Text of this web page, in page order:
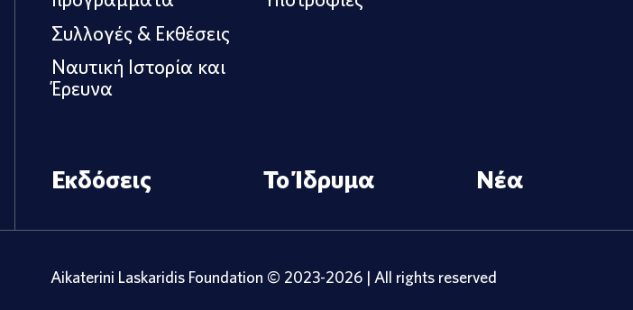
Συλλογές & Εκθέσεις
Ναυτική Ιστορία και
Έρευνα
Εκδόσεις Το Ίδρυμα Νέα
Aikaterini Laskaridis Foundation © 2023-2026 | All rights reserved